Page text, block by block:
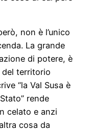
non è l’unico
La grande
di potere, è
del territorio
“la Val Susa è
rende
celato e anzi
cosa da